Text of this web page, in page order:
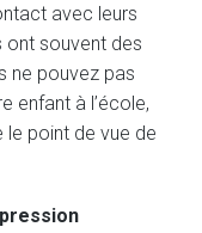
avec leurs
ont souvent des
ne pouvez pas
enfant à l’école,
point de vue de